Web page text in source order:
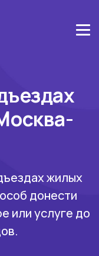
жилых
донести
или услуге до